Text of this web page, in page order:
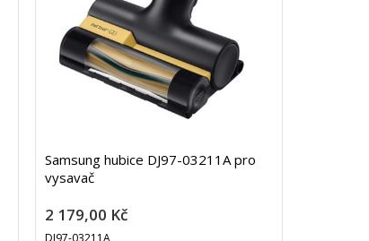
Samsung hubice DJ97-03211A pro
vysavač
2 179,00 Kč